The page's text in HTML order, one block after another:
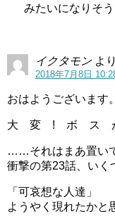
みたいになりそう
イクタモン よ
2018年7月8日
おはようございます。
大 変 ! ボ ス
……それはまあ置い
衝撃の第23話、いく
「可哀想な人達」
ようやく現れたかと